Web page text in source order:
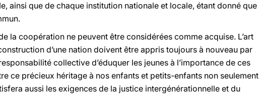
ainsi que de chaque institution nationale et locale, étant donné que
la coopération ne peuvent être considérées comme acquise. L’art
d’une nation doivent être appris toujours à nouveau par
collective d’éduquer les jeunes à l’importance de ces
ce précieux héritage à nos enfants et petits-enfants non seulement
aussi les exigences de la justice intergénérationnelle et du